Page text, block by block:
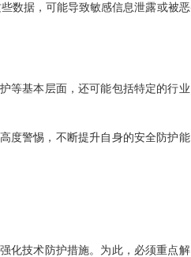
数据，可能导致敏感信息泄露或被恶
等基本层面，还可能包括特定的行业
度警惕，不断提升自身的安全防护能
化技术防护措施。为此，必须重点解